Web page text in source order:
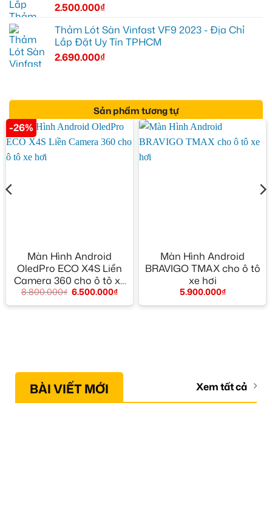
2.500.000₫
Thảm Lót Sàn Vinfast VF9 2023 - Địa Chỉ
Lắp Đặt Uy Tín TPHCM
2.690.000₫
Sản phẩm tương tự
-26%
Màn Hình Android
OledPro ECO X4S Liền
Camera 360 cho ô tô xe
hơi
8.800.000₫ 6.500.000₫
Màn Hình Android
BRAVIGO TMAX cho ô tô
xe hơi
5.900.000₫
BÀI VIẾT MỚI Xem tất cả